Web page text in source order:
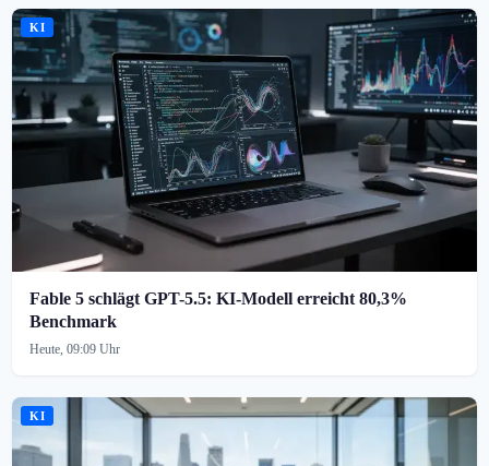
KI
Fable 5 schlägt GPT-5.5: KI-Modell erreicht 80,3%
Benchmark
Heute, 09:09 Uhr
KI